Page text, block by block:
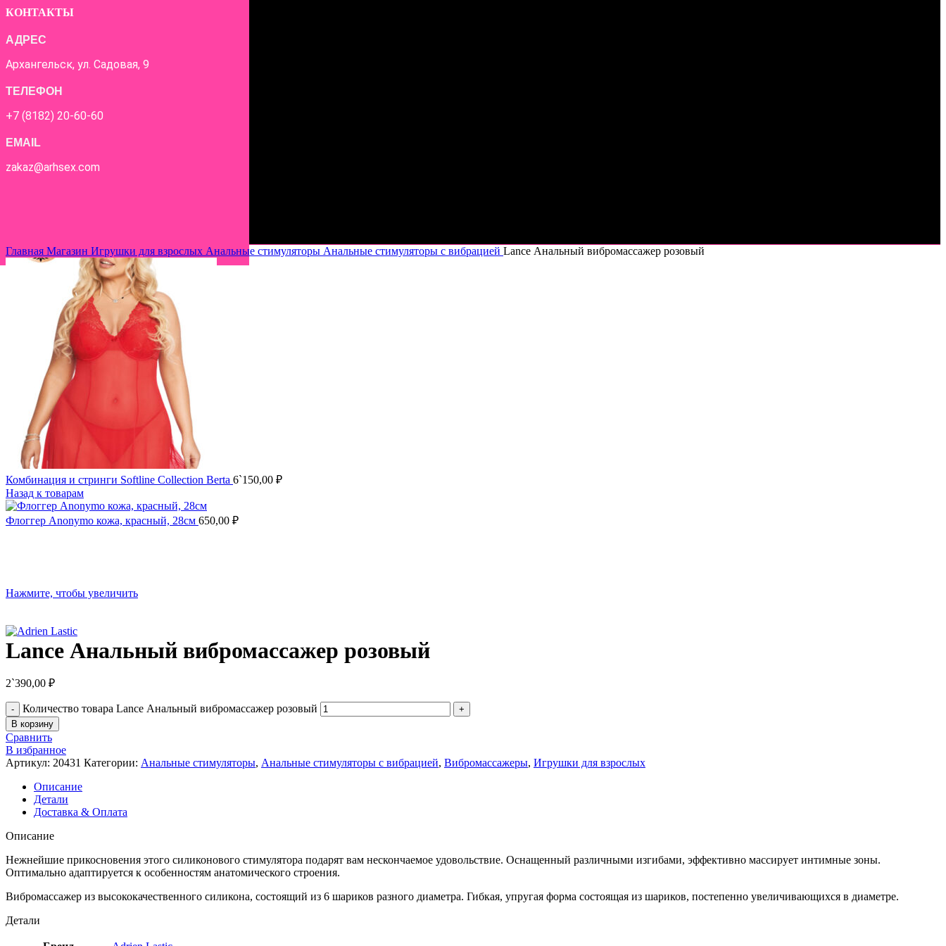
КОНТАКТЫ
АДРЕС
Архангельск, ул. Садовая, 9
ТЕЛЕФОН
+7 (8182) 20-60-60
EMAIL
zakaz@arhsex.com
Главная Магазин Игрушки для взрослых Анальные стимуляторы Анальные стимуляторы с вибрацией Lance Анальный вибромассажер розовый
Комбинация и стринги Softline Collection Berta 6`150,00 ₽
Назад к товарам
Флоггер Anonymo кожа, красный, 28см 650,00 ₽
Нажмите, чтобы увеличить
Lance Анальный вибромассажер розовый
2`390,00 ₽
Количество товара Lance Анальный вибромассажер розовый
В корзину
Сравнить
В избранное
Артикул: 20431 Категории: Анальные стимуляторы, Анальные стимуляторы с вибрацией, Вибромассажеры, Игрушки для взрослых
Описание
Детали
Доставка & Оплата
Описание
Нежнейшие прикосновения этого силиконового стимулятора подарят вам нескончаемое удовольствие. Оснащенный различными изгибами, эффективно массирует интимные зоны.
Оптимально адаптируется к особенностям анатомического строения.
Вибромассажер из высококачественного силикона, состоящий из 6 шариков разного диаметра. Гибкая, упругая форма состоящая из шариков, постепенно увеличивающихся в диаметре.
Детали